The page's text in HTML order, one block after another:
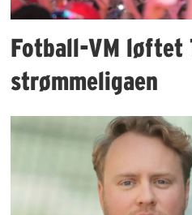
Fotball-VM løftet
strømmeligaen